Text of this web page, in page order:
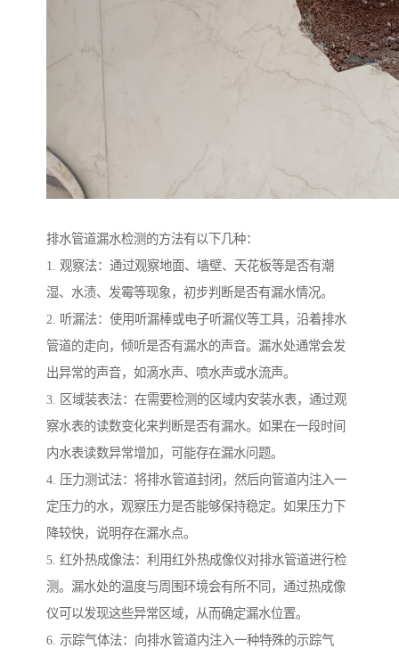
排水管道漏水检测的方法有以下几种：
1. 观察法：通过观察地面、墙壁、天花板等是否有潮
湿、水渍、发霉等现象，初步判断是否有漏水情况。
2. 听漏法：使用听漏棒或电子听漏仪等工具，沿着排水
管道的走向，倾听是否有漏水的声音。漏水处通常会发
出异常的声音，如滴水声、喷水声或水流声。
3. 区域装表法：在需要检测的区域内安装水表，通过观
察水表的读数变化来判断是否有漏水。如果在一段时间
内水表读数异常增加，可能存在漏水问题。
4. 压力测试法：将排水管道封闭，然后向管道内注入一
定压力的水，观察压力是否能够保持稳定。如果压力下
降较快，说明存在漏水点。
5. 红外热成像法：利用红外热成像仪对排水管道进行检
测。漏水处的温度与周围环境会有所不同，通过热成像
仪可以发现这些异常区域，从而确定漏水位置。
6. 示踪气体法：向排水管道内注入一种特殊的示踪气